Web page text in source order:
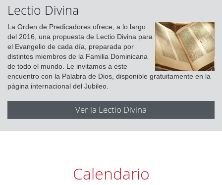
Lectio Divina
La Orden de Predicadores ofrece, a lo largo
del 2016, una propuesta de Lectio Divina para
el Evangelio de cada día, preparada por
distintos miembros de la Familia Dominicana
de todo el mundo. Le invitamos a este
encuentro con la Palabra de Dios, disponible gratuitamente en la
página internacional del Jubileo.
Ver la Lectio Divina
Calendario